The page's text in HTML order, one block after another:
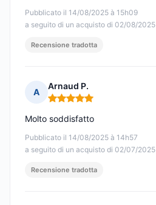
Pubblicato il 14/08/2025 à 15h09
a seguito di un acquisto di 02/08/2025
Recensione tradotta
A
Arnaud P.
Nota: 5 su 5
Pubblicato il 14/08/2025 à 14h57
a seguito di un acquisto di 02/07/2025
Molto soddisfatto
Recensione tradotta